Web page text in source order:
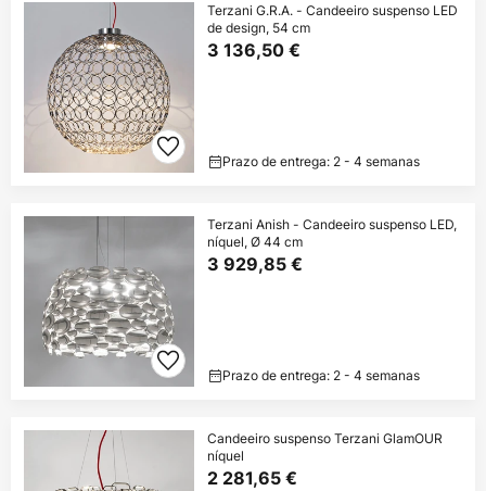
Terzani G.R.A. - Candeeiro suspenso LED
de design, 54 cm
3 136,50 €
Prazo de entrega: 2 - 4 semanas
Terzani Anish - Candeeiro suspenso LED,
níquel, Ø 44 cm
3 929,85 €
Prazo de entrega: 2 - 4 semanas
Candeeiro suspenso Terzani GlamOUR
níquel
2 281,65 €